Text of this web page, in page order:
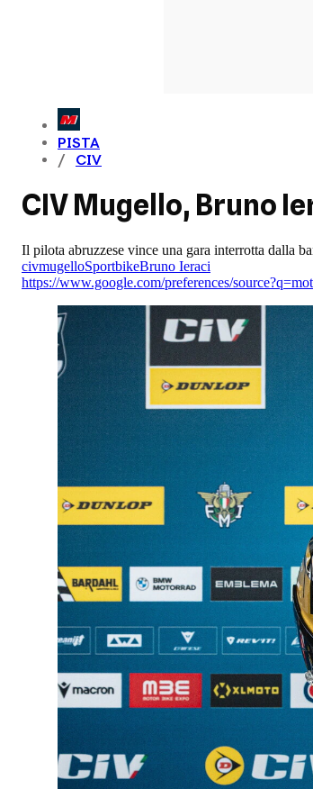
PISTA
CIV
CIV Mugello, Bruno
Il pilota abruzzese vince una gara interrotta dalla
civmugelloSportbikeBruno Ieraci
https://www.google.com/preferences/